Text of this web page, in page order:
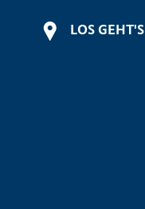
LOS GEHT'S